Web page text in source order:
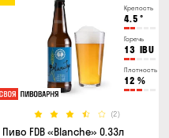
Крепость
4.5 °
Горечь
13 IBU
Плотность
12 %
(2)
Пиво FDB «Blanche» 0.33л